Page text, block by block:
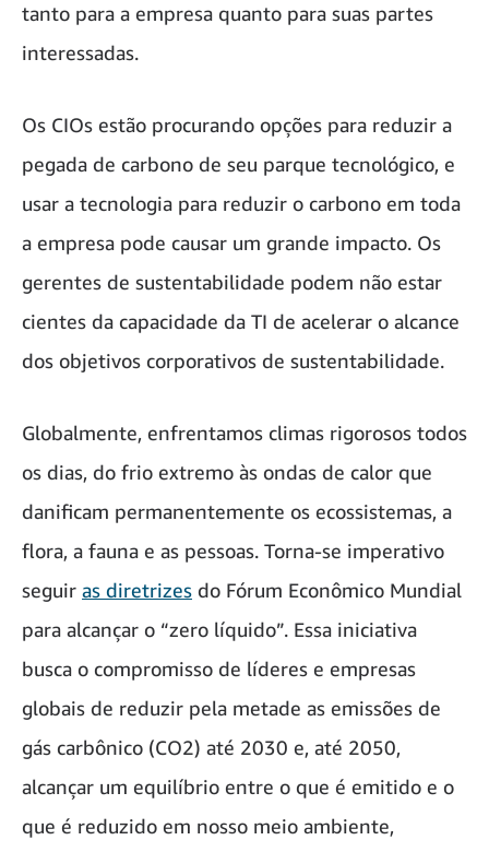
tanto para a empresa quanto para suas partes
interessadas.
Os CIOs estão procurando opções para reduzir a
pegada de carbono de seu parque tecnológico, e
usar a tecnologia para reduzir o carbono em toda
a empresa pode causar um grande impacto. Os
gerentes de sustentabilidade podem não estar
cientes da capacidade da TI de acelerar o alcance
dos objetivos corporativos de sustentabilidade.
Globalmente, enfrentamos climas rigorosos todos
os dias, do frio extremo às ondas de calor que
danificam permanentemente os ecossistemas, a
flora, a fauna e as pessoas. Torna-se imperativo
seguir as diretrizes do Fórum Econômico Mundial
para alcançar o “zero líquido”. Essa iniciativa
busca o compromisso de líderes e empresas
globais de reduzir pela metade as emissões de
gás carbônico (CO2) até 2030 e, até 2050,
alcançar um equilíbrio entre o que é emitido e o
que é reduzido em nosso meio ambiente,